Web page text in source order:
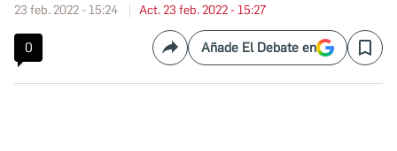
23 feb. 2022 - 15:24 Act. 23 feb. 2022 - 15:27
0 CompartirAñade El Debate en Save